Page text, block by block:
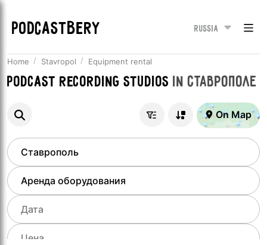
PODCASTBERY Russia
Home Stavropol Equipment rental
Podcast recording studios inСтаврополе
On Map